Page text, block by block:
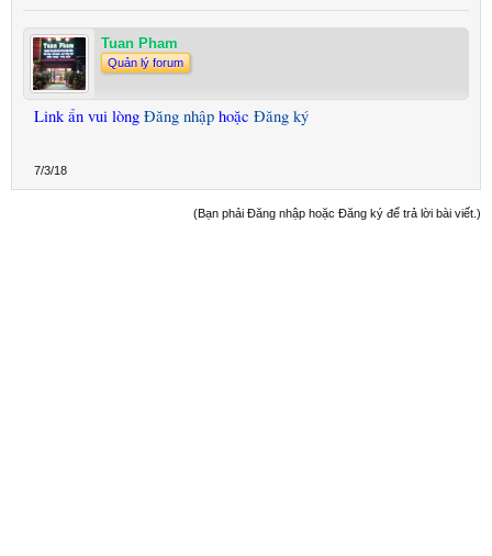
Tuan Pham
Quản lý forum
Link ẩn vui lòng Đăng nhập hoặc Đăng ký
7/3/18
(Bạn phải Đăng nhập hoặc Đăng ký để trả lời bài viết.)